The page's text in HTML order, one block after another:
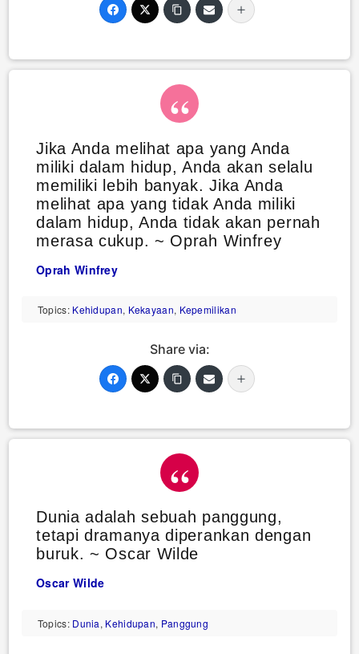
Jika Anda melihat apa yang Anda
miliki dalam hidup, Anda akan selalu
memiliki lebih banyak. Jika Anda
melihat apa yang tidak Anda miliki
dalam hidup, Anda tidak akan pernah
merasa cukup. ~ Oprah Winfrey
Oprah Winfrey
Topics: Kehidupan, Kekayaan, Kepemilikan
Share via:
Dunia adalah sebuah panggung,
tetapi dramanya diperankan dengan
buruk. ~ Oscar Wilde
Oscar Wilde
Topics: Dunia, Kehidupan, Panggung